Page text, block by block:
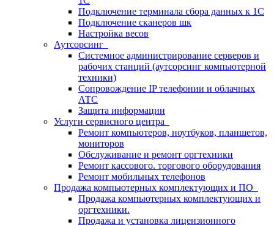
Подключение терминала сбора данных к 1С
Подключение сканеров шк
Настройка весов
Аутсорсинг
Системное администрирование серверов и
рабочих станций (аутсорсинг компьютерной
техники)
Сопровождение IP телефонии и облачных
АТС
Защита информации
Услуги сервисного центра
Ремонт компьютеров, ноутбуков, планшетов,
мониторов
Обслуживание и ремонт оргтехники
Ремонт кассового. торгового оборудования
Ремонт мобильных телефонов
Продажа компьютерных комплектующих и ПО
Продажа компьютерных комплектующих и
оргтехники.
Продажа и установка лицензионного